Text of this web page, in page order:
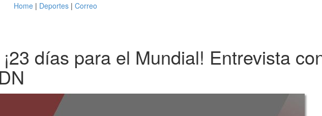
Home | Deportes | Correo
días para el Mundial! Entrevista